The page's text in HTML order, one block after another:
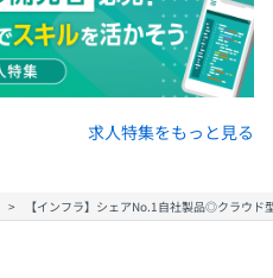
求人特集をもっと見る
【インフラ】シェアNo.1自社製品◎クラウ